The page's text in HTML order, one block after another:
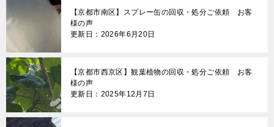
【京都市南区】スプレー缶の回収・処分ご依頼 お客
様の声
更新日：2026年6月20日
【京都市西京区】観葉植物の回収・処分ご依頼 お客
様の声
更新日：2025年12月7日